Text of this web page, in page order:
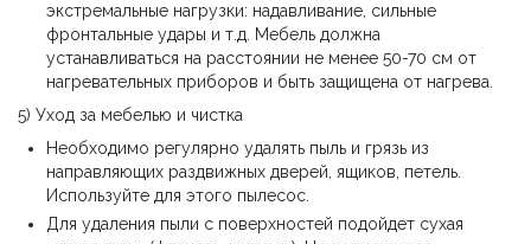
экстремальные нагрузки: надавливание, сильные
фронтальные удары и т.д. Мебель должна
устанавливаться на расстоянии не менее 50-70 см от
нагревательных приборов и быть защищена от нагрева.
5) Уход за мебелью и чистка
Необходимо регулярно удалять пыль и грязь из
направляющих раздвижных дверей, ящиков, петель.
Используйте для этого пылесос.
Для удаления пыли с поверхностей подойдет сухая